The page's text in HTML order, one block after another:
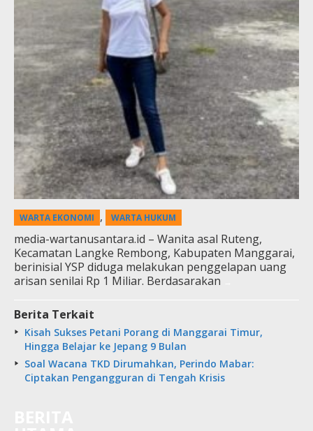
WARTA EKONOMI , WARTA HUKUM
media-wartanusantara.id – Wanita asal Ruteng,
Kecamatan Langke Rembong, Kabupaten Manggarai,
berinisial YSP diduga melakukan penggelapan uang
arisan senilai Rp 1 Miliar. Berdasarakan
Berita Terkait
Kisah Sukses Petani Porang di Manggarai Timur,
Hingga Belajar ke Jepang 9 Bulan
Soal Wacana TKD Dirumahkan, Perindo Mabar:
Ciptakan Pengangguran di Tengah Krisis